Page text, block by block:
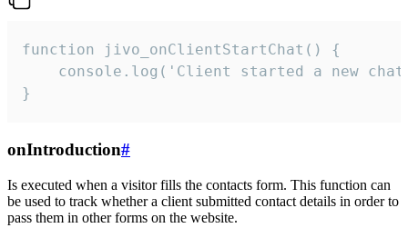
function jivo_onClientStartChat() {
console.log('Client started a new
}
onIntroduction#
Is executed when a visitor fills the contacts form. This function can
be used to track whether a client submitted contact details in order to
pass them in other forms on the website.